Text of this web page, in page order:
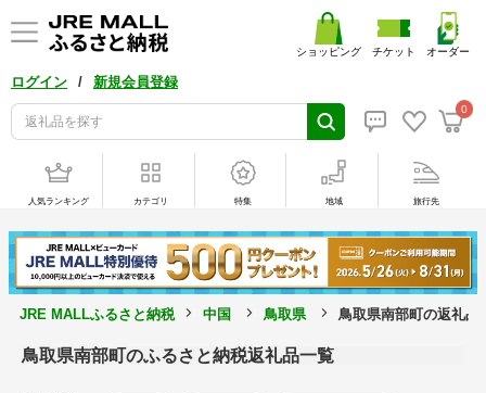
ログイン / 新規会員登録
0
ショッピング チケット オーダー
人気ランキング カテゴリ 特集 地域 旅行先
JRE MALLふるさと納税 中国 鳥取県 鳥取県南部町の返礼品
鳥取県南部町のふるさと納税返礼品一覧